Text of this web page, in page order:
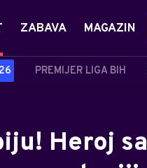
PREMIJER LIGA BIH
ZABAVA MAGAZIN
Heroj sa